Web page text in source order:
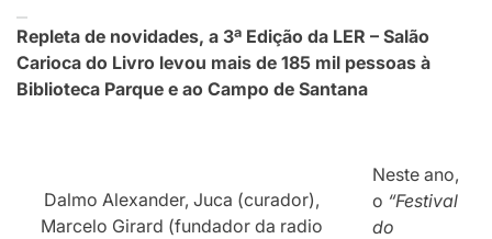
Repleta de novidades, a 3ª Edição da LER – Salão
Carioca do Livro levou mais de 185 mil pessoas à
Biblioteca Parque e ao Campo de Santana
Dalmo Alexander, Juca (curador),
Marcelo Girard (fundador da radio
Neste ano,
o “Festival
do